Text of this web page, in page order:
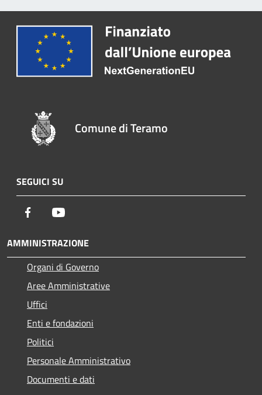
Comune di Teramo
SEGUICI SU
Facebook
AMMINISTRAZIONE
Organi di Governo
Aree Amministrative
Uffici
Enti e fondazioni
Politici
Personale Amministrativo
Documenti e dati